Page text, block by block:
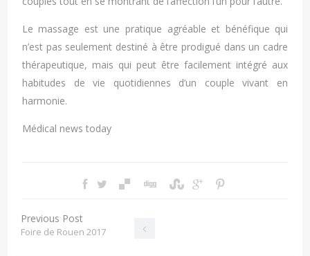
Le massage est une pratique agréable et bénéfique qui
n’est pas seulement destiné à être prodigué dans un cadre
thérapeutique, mais qui peut être facilement intégré aux
habitudes de vie quotidiennes d’un couple vivant en
harmonie.
Médical news today
Previous Post
Foire de Rouen 2017